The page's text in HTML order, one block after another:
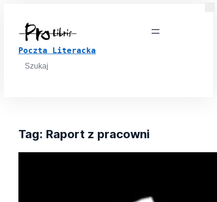
Poczta Literacka
Search
for:
Tag: Raport z pracowni